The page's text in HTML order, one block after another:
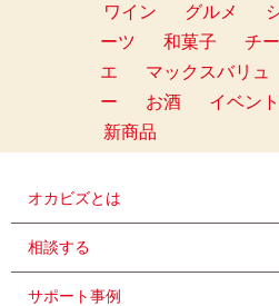
ワイン
グルメ
ーツ
和菓子 チ
エ
マックスバリュ
ー
お酒 イベント
新商品
オカビズとは
相談する
サポート事例